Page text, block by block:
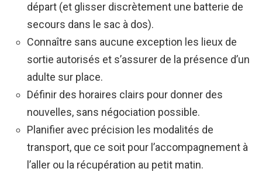
départ (et glisser discrètement une batterie de
secours dans le sac à dos).
Connaître sans aucune exception les lieux de
sortie autorisés et s’assurer de la présence d’un
adulte sur place.
Définir des horaires clairs pour donner des
nouvelles, sans négociation possible.
Planifier avec précision les modalités de
transport, que ce soit pour l’accompagnement à
l’aller ou la récupération au petit matin.